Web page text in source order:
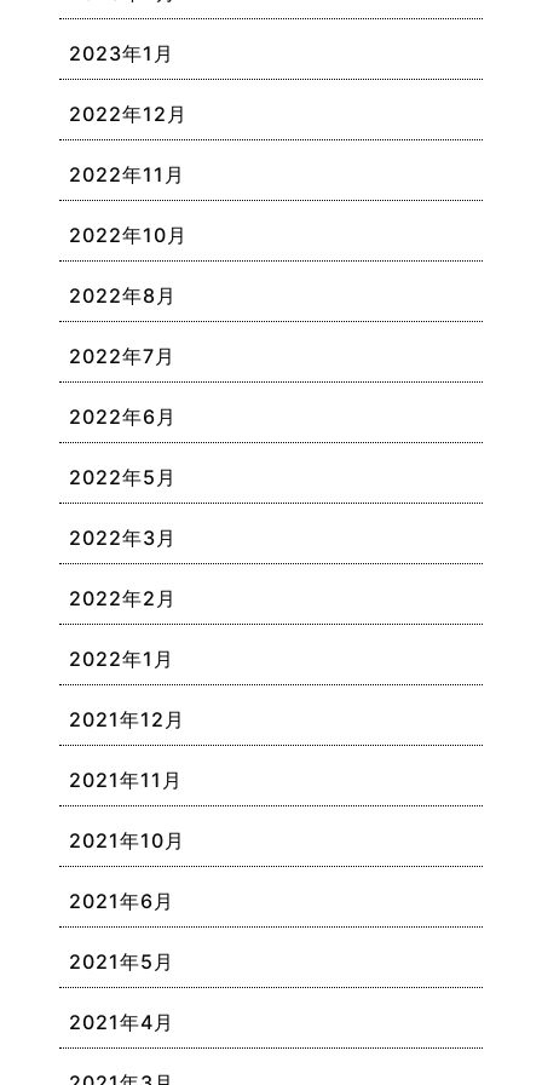
2023年1月
2022年12月
2022年11月
2022年10月
2022年8月
2022年7月
2022年6月
2022年5月
2022年3月
2022年2月
2022年1月
2021年12月
2021年11月
2021年10月
2021年6月
2021年5月
2021年4月